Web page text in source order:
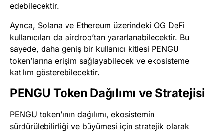
edebilecektir.
Ayrıca, Solana ve Ethereum üzerindeki OG DeFi
kullanıcıları da airdrop’tan yararlanabilecektir. Bu
sayede, daha geniş bir kullanıcı kitlesi PENGU
token’larına erişim sağlayabilecek ve ekosisteme
katılım gösterebilecektir.
PENGU Token Dağılımı ve Stratejisi
PENGU token’ının dağılımı, ekosistemin
sürdürülebilirliği ve büyümesi için stratejik olarak